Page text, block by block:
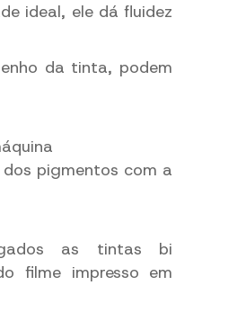
ideal, ele dá fluidez
da tinta, podem
pigmentos com a
as tintas bi
filme impresso em